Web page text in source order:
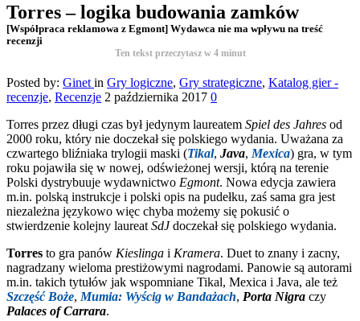
Torres – logika budowania zamków
[Współpraca reklamowa z Egmont] Wydawca nie ma wpływu na treść
recenzji
Ten tekst przeczytasz w 4 minut
Posted by: Ginet in Gry logiczne, Gry strategiczne, Katalog gier -
recenzje, Recenzje 2 października 2017 0
Torres przez długi czas był jedynym laureatem Spiel des Jahres od
2000 roku, który nie doczekał się polskiego wydania. Uważana za
czwartego bliźniaka trylogii maski (Tikal, Java, Mexica) gra, w tym
roku pojawiła się w nowej, odświeżonej wersji, którą na terenie
Polski dystrybuuje wydawnictwo Egmont. Nowa edycja zawiera
m.in. polską instrukcje i polski opis na pudełku, zaś sama gra jest
niezależna językowo więc chyba możemy się pokusić o
stwierdzenie kolejny laureat SdJdoczekał się polskiego wydania.
Torres to gra panów Kieslinga i Kramera. Duet to znany i zacny,
nagradzany wieloma prestiżowymi nagrodami. Panowie są autorami
m.in. takich tytułów jak wspomniane Tikal, Mexica i Java, ale też
Szczęść Boże, Mumia: Wyścig w Bandażach, Porta Nigra czy
Palaces of Carrara.